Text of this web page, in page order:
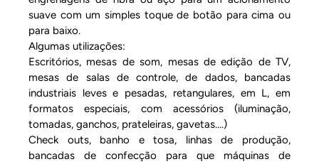
suave com um simples toque de botão para cima ou
para baixo.
Algumas utilizações:
Escritórios, mesas de som, mesas de edição de TV,
mesas de salas de controle, de dados, bancadas
industriais leves e pesadas, retangulares, em L, em
formatos especiais, com acessórios (iluminação,
tomadas, ganchos, prateleiras, gavetas….)
Check outs, banho e tosa, linhas de produção,
bancadas de confecção para que máquinas de